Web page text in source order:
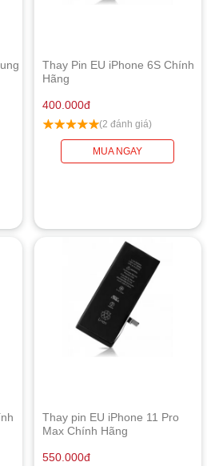
Thay Pin EU iPhone 6S Chính
Hãng
400.000đ
(2 đánh giá)
MUA NGAY
Thay pin EU iPhone 11 Pro
Max Chính Hãng
550.000đ